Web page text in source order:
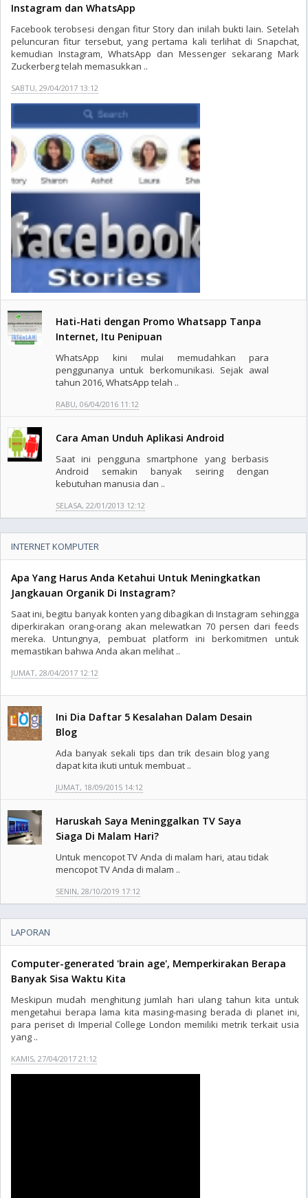
Instagram dan WhatsApp
Facebook terobsesi dengan fitur Story dan inilah bukti lain. Setelah
peluncuran fitur tersebut, yang pertama kali terlihat di Snapchat,
kemudian Instagram, WhatsApp dan Messenger sekarang Mark
Zuckerberg telah memasukkan ..
SABTU, 29/04/2017 13:12
Hati-Hati dengan Promo Whatsapp Tanpa
Internet, Itu Penipuan
WhatsApp kini mulai memudahkan para
penggunanya untuk berkomunikasi. Sejak awal
tahun 2016, WhatsApp telah ..
RABU, 06/04/2016 11:12
Cara Aman Unduh Aplikasi Android
Saat ini pengguna smartphone yang berbasis
Android semakin banyak seiring dengan
kebutuhan manusia dan ..
SELASA, 22/01/2013 12:12
INTERNET KOMPUTER
Apa Yang Harus Anda Ketahui Untuk Meningkatkan
Jangkauan Organik Di Instagram?
Saat ini, begitu banyak konten yang dibagikan di Instagram sehingga
diperkirakan orang-orang akan melewatkan 70 persen dari feeds
mereka. Untungnya, pembuat platform ini berkomitmen untuk
memastikan bahwa Anda akan melihat ..
JUMAT, 28/04/2017 12:12
Ini Dia Daftar 5 Kesalahan Dalam Desain
Blog
Ada banyak sekali tips dan trik desain blog yang
dapat kita ikuti untuk membuat ..
JUMAT, 18/09/2015 14:12
Haruskah Saya Meninggalkan TV Saya
Siaga Di Malam Hari?
Untuk mencopot TV Anda di malam hari, atau tidak
mencopot TV Anda di malam ..
SENIN, 28/10/2019 17:12
LAPORAN
Computer-generated 'brain age', Memperkirakan Berapa
Banyak Sisa Waktu Kita
Meskipun mudah menghitung jumlah hari ulang tahun kita untuk
mengetahui berapa lama kita masing-masing berada di planet ini,
para periset di Imperial College London memiliki metrik terkait usia
yang ..
KAMIS, 27/04/2017 21:12